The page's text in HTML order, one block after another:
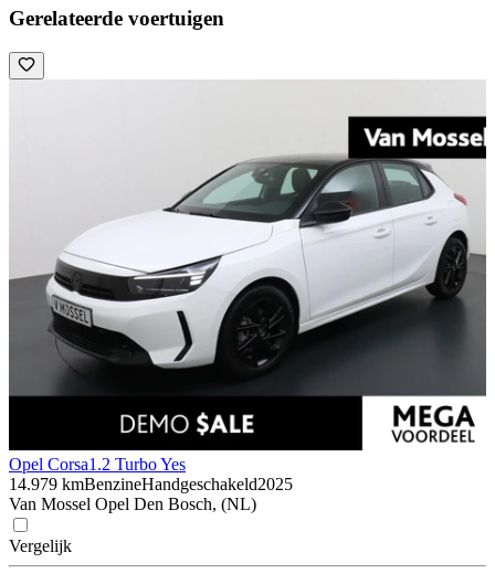
Gerelateerde voertuigen
Opel Corsa1.2 Turbo Yes
14.979 kmBenzineHandgeschakeld2025
Van Mossel Opel Den Bosch, (NL)
Vergelijk